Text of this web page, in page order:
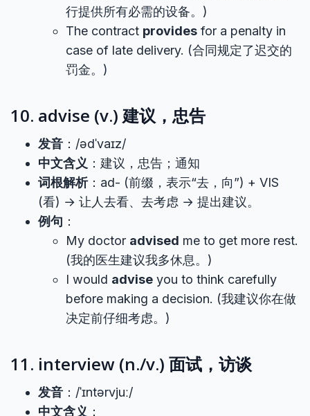
行提供所有必需的设备。)
The contract provides for a penalty in
case of late delivery. (合同规定了迟交的
罚金。)
10. advise (v.) 建议，忠告
发音 ：/ədˈvaɪz/
中文含义 ：建议，忠告；通知
词根解析：ad- (前缀，表示“去，向”) + VIS
(看) → 让人去看、去考虑 → 提出建议。
例句 ：
My doctor advised me to get more rest.
(我的医生建议我多休息。)
I would advise you to think carefully
before making a decision. (我建议你在做
决定前仔细考虑。)
11. interview (n./v.) 面试，访谈
发音 ：/ˈɪntərvjuː/
中文含义 ：